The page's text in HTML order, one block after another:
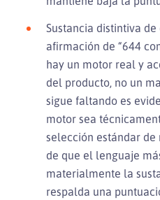
Sustancia distintiva
afirmación de “644
hay un motor real y
del producto, no un
sigue faltando es
motor sea
selección estándar de
de que el lenguaje
materialmente la
respalda una